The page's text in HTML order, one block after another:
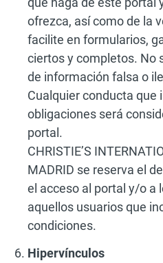
ofrezca, así como de la
facilite en formularios,
ciertos y completos. No
de información falsa o
Cualquier conducta que
obligaciones será
portal.
CHRISTIE’S
MADRID se reserva el
el acceso al portal y/o a
aquellos usuarios que
condiciones.
Hipervínculos